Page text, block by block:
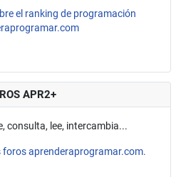
el ranking de programación
APR2+
consulta, lee, intercambia...
foros aprenderaprogramar.com.